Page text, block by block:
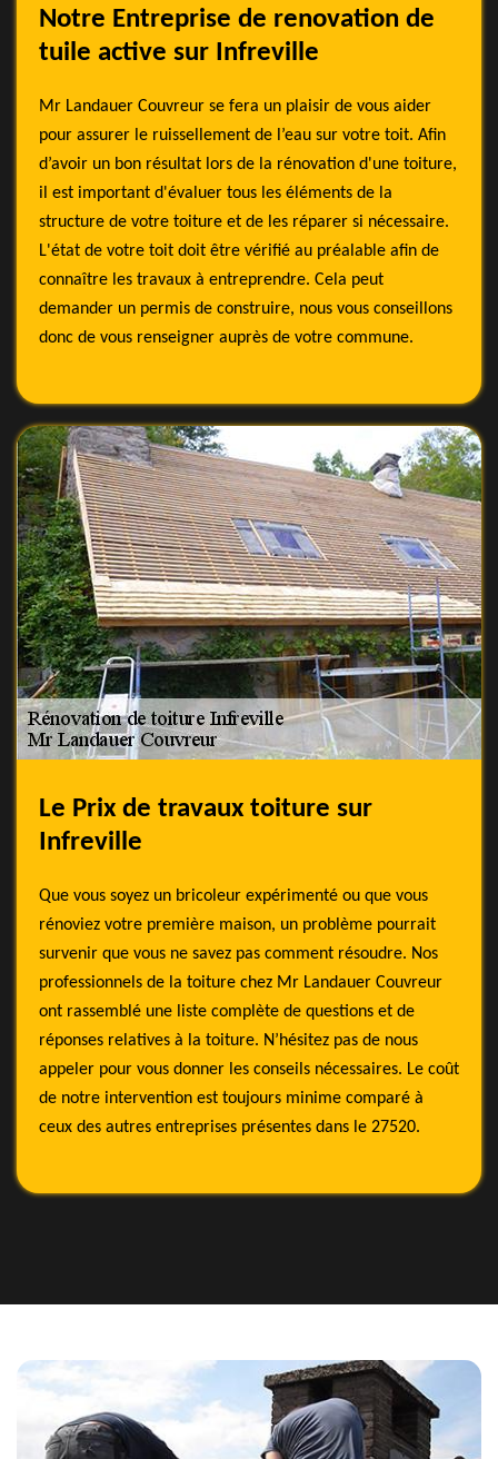
Notre Entreprise de renovation de
tuile active sur Infreville
Mr Landauer Couvreur se fera un plaisir de vous aider
pour assurer le ruissellement de l’eau sur votre toit. Afin
d’avoir un bon résultat lors de la rénovation d'une toiture,
il est important d'évaluer tous les éléments de la
structure de votre toiture et de les réparer si nécessaire.
L'état de votre toit doit être vérifié au préalable afin de
connaître les travaux à entreprendre. Cela peut
demander un permis de construire, nous vous conseillons
donc de vous renseigner auprès de votre commune.
Le Prix de travaux toiture sur
Infreville
Que vous soyez un bricoleur expérimenté ou que vous
rénoviez votre première maison, un problème pourrait
survenir que vous ne savez pas comment résoudre. Nos
professionnels de la toiture chez Mr Landauer Couvreur
ont rassemblé une liste complète de questions et de
réponses relatives à la toiture. N’hésitez pas de nous
appeler pour vous donner les conseils nécessaires. Le coût
de notre intervention est toujours minime comparé à
ceux des autres entreprises présentes dans le 27520.